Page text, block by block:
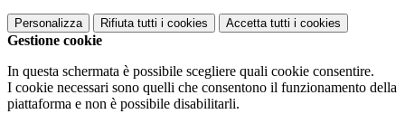
Personalizza Rifiuta tutti i cookies Accetta tutti i cookies
Gestione cookie
In questa schermata è possibile scegliere quali cookie consentire.
I cookie necessari sono quelli che consentono il funzionamento della
piattaforma e non è possibile disabilitarli.